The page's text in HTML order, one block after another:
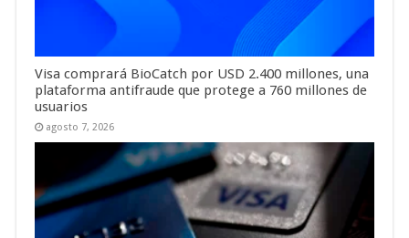
Visa comprará BioCatch por USD 2.400 millones, una
plataforma antifraude que protege a 760 millones de
usuarios
agosto 7, 2026